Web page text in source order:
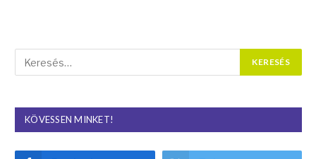
KÖVESSEN MINKET!